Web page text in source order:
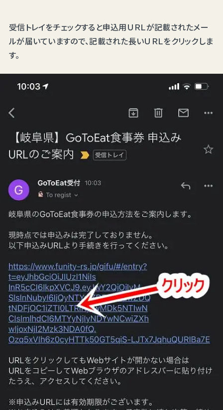
受信トレイをチェックすると申込用ＵＲＬが記載されたメー
ルが届いていますので、記載された長いＵＲＬをクリックしま
す。